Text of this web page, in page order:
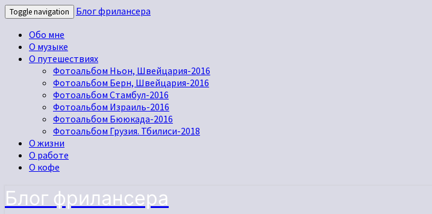
Toggle navigation
Блог фрилансера
Обо мне
О музыке
О путешествиях
Фотоальбом Ньон, Швейцария-2016
Фотоальбом Берн, Швейцария-2016
Фотоальбом Стамбул-2016
Фотоальбом Израиль-2016
Фотоальбом Бююкада-2016
Фотоальбом Грузия. Тбилиси-2018
О жизни
О работе
О кофе
Блог фрилансера